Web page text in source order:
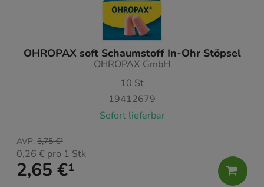
OHROPAX soft Schaumstoff In-Ohr Stöpsel
OHROPAX GmbH
10 St
19412679
Sofort lieferbar
2,65 €¹
AVP: 3,75 €²
0,26 € pro 1 Stk